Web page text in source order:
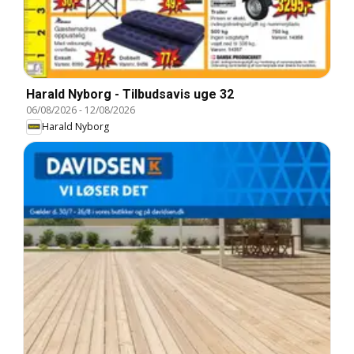
Harald Nyborg - Tilbudsavis uge 32
06/08/2026- 12/08/2026
Harald Nyborg